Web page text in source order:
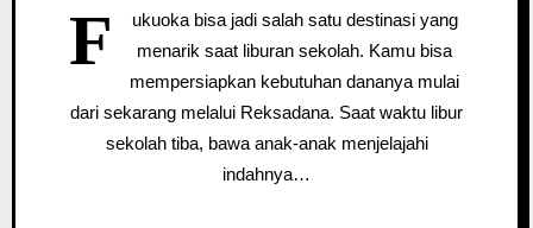
F
ukuoka bisa jadi salah satu destinasi yang
menarik saat liburan sekolah. Kamu bisa
mempersiapkan kebutuhan dananya mulai
dari sekarang melalui Reksadana. Saat waktu libur
sekolah tiba, bawa anak-anak menjelajahi
indahnya…